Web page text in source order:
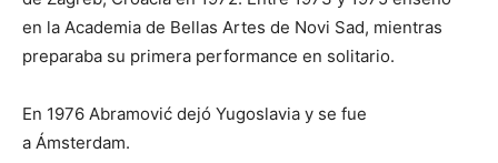
en la Academia de Bellas Artes de Novi Sad, mientras
preparaba su primera performance en solitario.
En 1976 Abramović dejó Yugoslavia y se fue
a Ámsterdam.